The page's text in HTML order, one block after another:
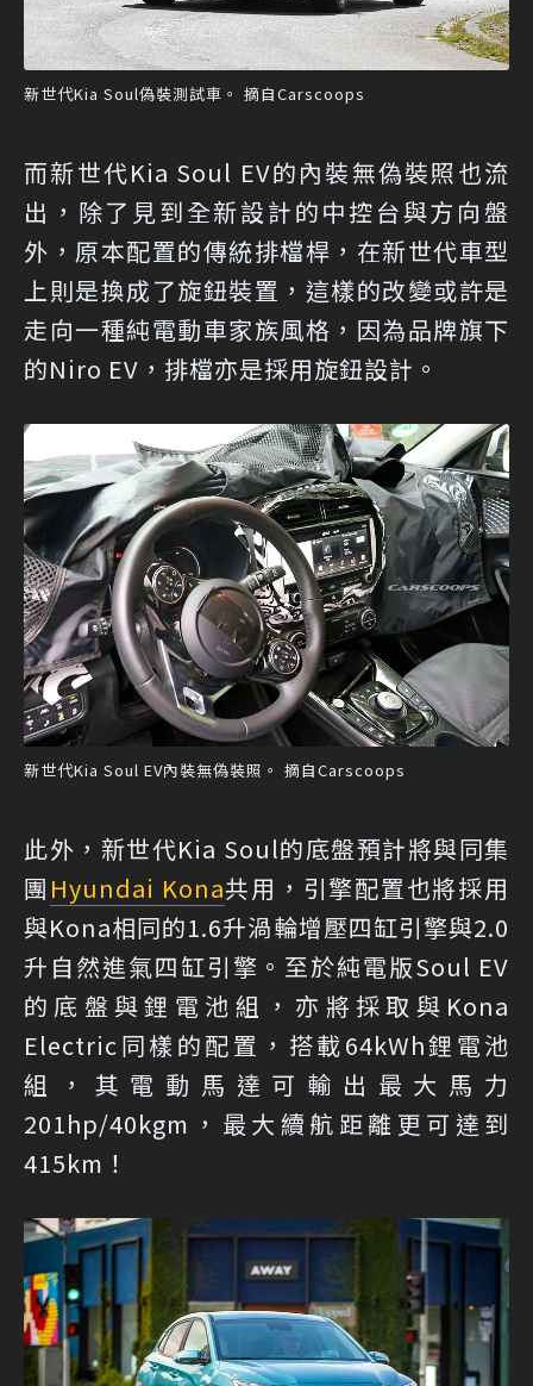
新世代Kia Soul偽裝測試車。 摘自Carscoops
而新世代Kia Soul EV的內裝無偽裝照也流
出，除了見到全新設計的中控台與方向盤
外，原本配置的傳統排檔桿，在新世代車型
上則是換成了旋鈕裝置，這樣的改變或許是
走向一種純電動車家族風格，因為品牌旗下
的Niro EV，排檔亦是採用旋鈕設計。
新世代Kia Soul EV內裝無偽裝照。 摘自Carscoops
此外，新世代Kia Soul的底盤預計將與同集
團 Hyundai Kona共用，引擎配置也將採用
與Kona相同的1.6升渦輪增壓四缸引擎與2.0
升自然進氣四缸引擎。至於純電版Soul EV
的底盤與鋰電池組，亦將採取與Kona
Electric同樣的配置，搭載64kWh鋰電池
組，其電動馬達可輸出最大馬力
201hp/40kgm，最大續航距離更可達到
415km！